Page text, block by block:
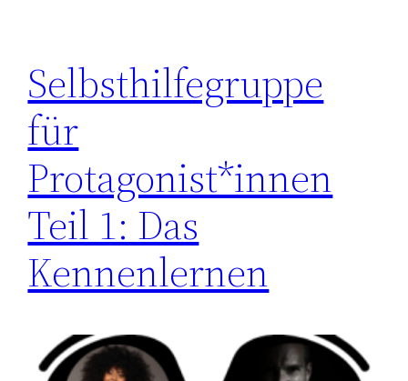
Selbsthilfegruppe
für
Protagonist*innen
Teil 1: Das
Kennenlernen